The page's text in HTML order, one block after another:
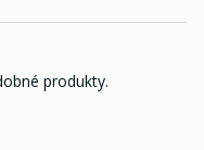
produkty.